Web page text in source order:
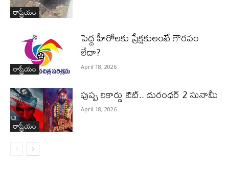
రాష్ట్రీయం
రాష్ట్రీయం
పెద్ద హీరోల‌కు ప్రేక్ష‌కులంటే గౌర‌వం
లేదా?
April 18, 2026
రాష్ట్రీయం
పుష్ప రికార్డు ఔట్‌.. దురంధ‌ర్ 2 సునామీ
April 18, 2026